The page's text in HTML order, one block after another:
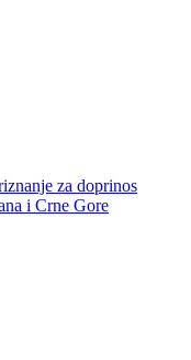
za doprinos
i Crne Gore